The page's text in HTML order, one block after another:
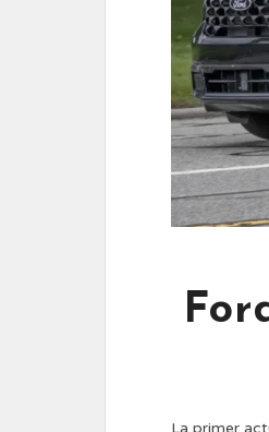
La primer